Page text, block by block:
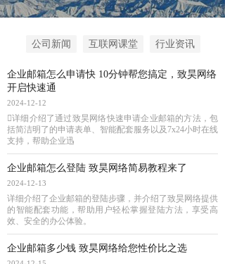
公司新闻 互联网课堂 行业资讯
企业邮箱怎么申请快 10分钟帮您搞定，致昊网络
开启快速通
2024-12-12
详细介绍了通过致昊网络快速申请企业邮箱的方法，包
括简洁明了的申请表单、智能配套服务以及7x24小时在线
支持，帮助企业迅
企业邮箱怎么登陆 致昊网络简易教程来了
2024-12-13
详细介绍了企业邮箱的登陆步骤，并介绍了致昊网络提供
的智能配套功能，帮助用户轻松掌握登陆方法，享受高
效、安全的办公体验。
企业邮箱多少钱 致昊网络给您性价比之选